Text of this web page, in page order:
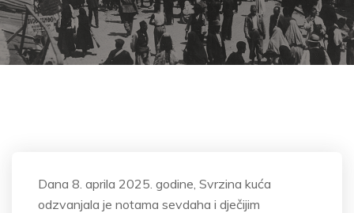
Dana 8. aprila 2025. godine, Svrzina kuća
odzvanjala je notama sevdaha i dječijim